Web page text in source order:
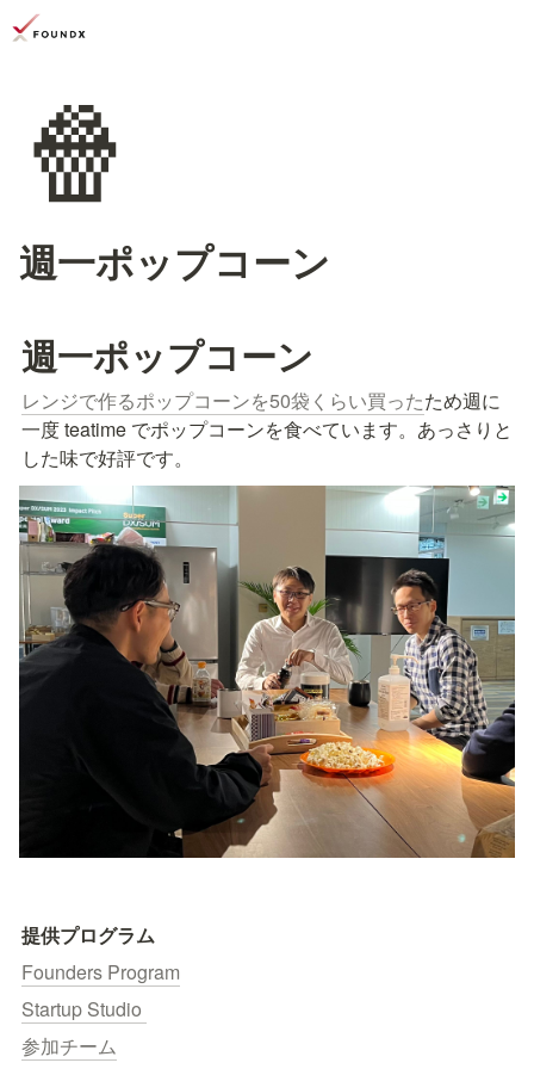
🍿
週一ポップコーン
週一ポップコーン
レンジで作るポップコーンを50袋くらい買ったため週に
一度 teatime でポップコーンを食べています。あっさりと
した味で好評です。
提供プログラム
Founders Program
Startup Studio
参加チーム